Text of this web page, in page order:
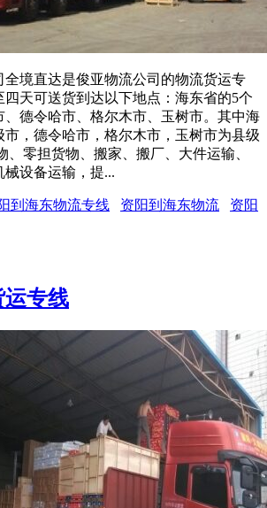
全境直达是俊亚物流公司的物流货运专
天可送货到达以下地点：海东省的5个
、德令哈市、格尔木市、玉树市。其中海
市，德令哈市，格尔木市，玉树市为县级
、零担货物、搬家、搬厂、大件运输、
设备运输，提...
到海东物流专线 资阳到海东物流
资阳
运专线